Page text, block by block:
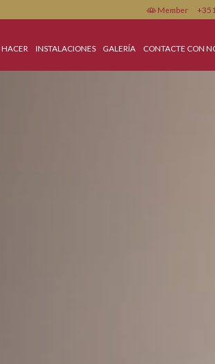
COSAS QUE HACER INSTALACIONES GALERÍA